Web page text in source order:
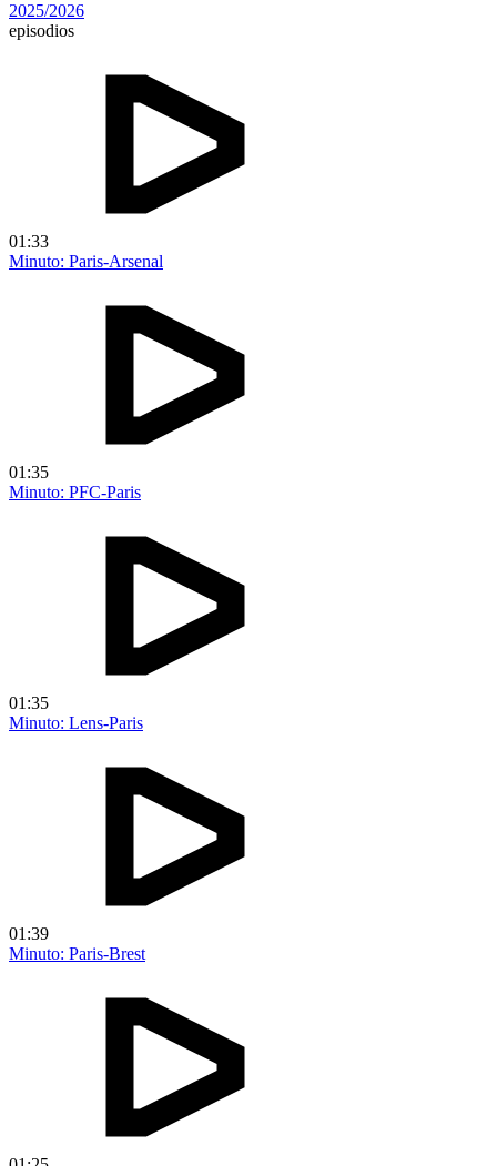
2025/2026
episodios
01:33
Minuto: Paris-Arsenal
01:35
Minuto: PFC-Paris
01:35
Minuto: Lens-Paris
01:39
Minuto: Paris-Brest